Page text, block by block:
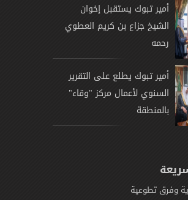
أمير تبوك يستقبل إخوان
الشيخ جزاع بن كريم العطوي
رحمه
أمير تبوك يطلع على التقرير
السنوي لأعمال مركز "وقاء"
بالمنطقة
وفرق تطوعية